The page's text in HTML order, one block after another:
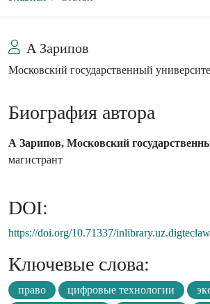
А Зарипов
Московский государственный
Биография автора
А Зарипов, Московский
магистрант
DOI:
https://doi.org/10.71337/
Ключевые слова:
право цифровые технологии